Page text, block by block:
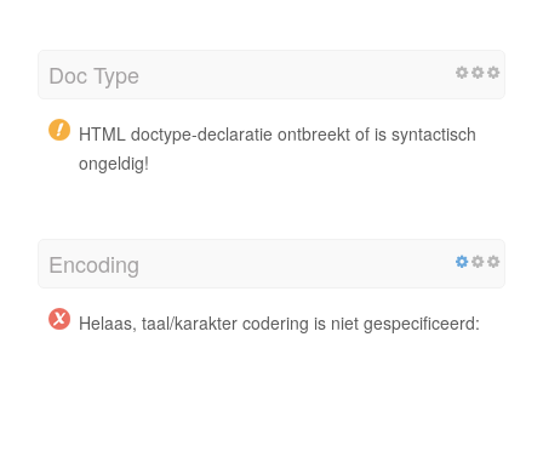
Doc Type
HTML doctype-declaratie ontbreekt of is syntactisch
ongeldig!
Encoding
Helaas, taal/karakter codering is niet gespecificeerd: